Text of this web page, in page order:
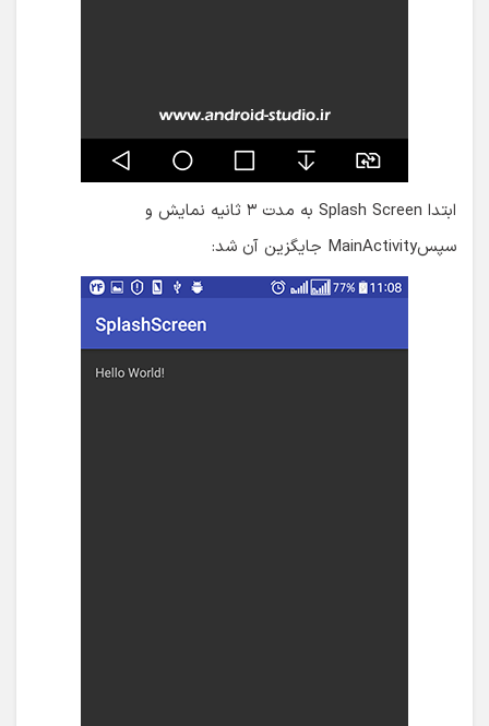
ابتدا Splash Screen به مدت ۳ ثانیه نمایش و
سپسMainActivity جایگزین آن شد: